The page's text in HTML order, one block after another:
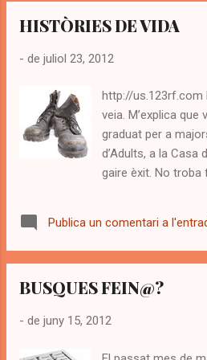
només no vol
donar-li molts
Encoratjo al pare.
paciència
Construir la pròpia
pertinença a un
pas fonamental a la
una arracada al
HISTÒRIES DE VIDA
- de juliol 23, 2012
http://us.123rf.com
veia. M’explica que
graduat per a
d’Adults, a la Casa
gaire èxit. No troba
adreçat a mi, pel
reconegut. Està
somni d’arribar a la
manca un darrer
Publica un comentari a
BUSQUES FEIN@?
- de juny 15, 2012